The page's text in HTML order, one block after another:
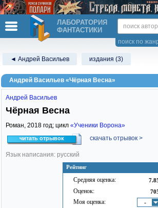
ЛАБОРАТОРИЯ
ФАНТАСТИКИ
поиск по
◄ Андрей Васильев издания (3)
Андрей Васильев «Чёрная Весна»
Рейтинг
Средняя оценка:
Оценок:
Моя оценка: -
Андрей Васильев
Чёрная Весна
Роман, 2018 год; цикл «Ученики Ворона»
читать отрывок скачать отрывок >
Язык написания: русский